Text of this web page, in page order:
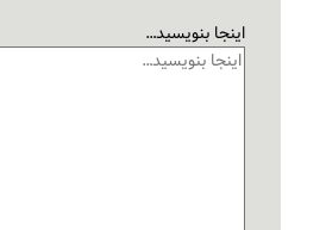
اینجا بنویسید…